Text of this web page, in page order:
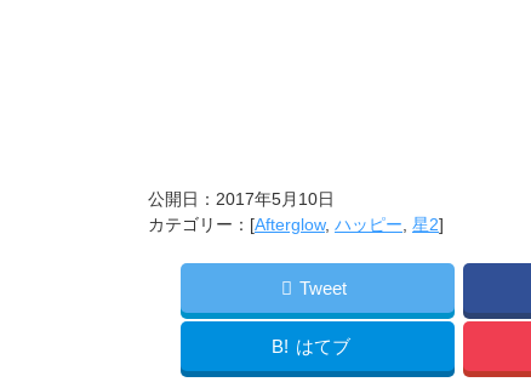
公開日： 2017年5月10日
カテゴリー：[Afterglow, ハッピー 星2]
Tweet
B! はてブ